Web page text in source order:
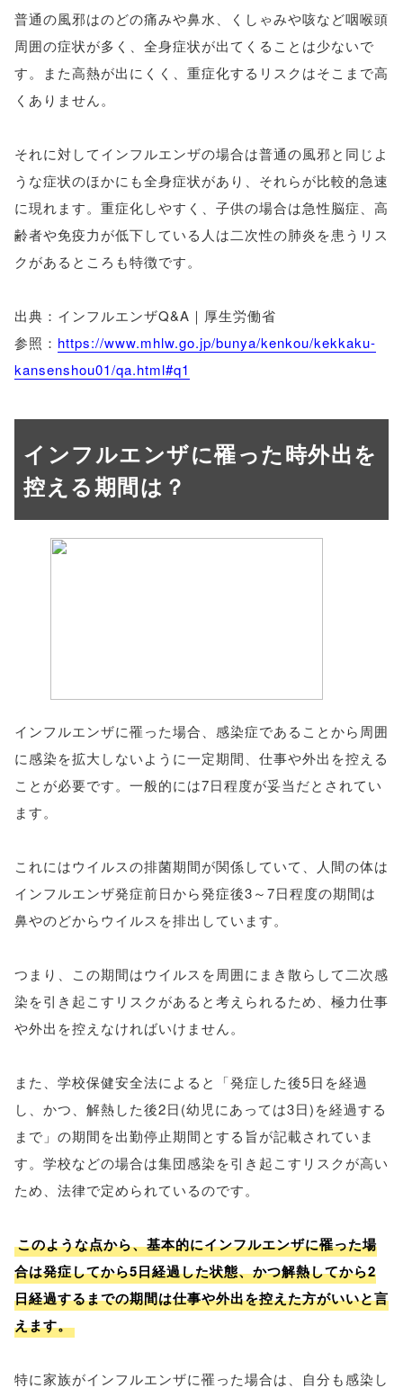
普通の風邪はのどの痛みや鼻水、くしゃみや咳など咽喉頭
周囲の症状が多く、全身症状が出てくることは少ないで
す。また高熱が出にくく、重症化するリスクはそこまで高
くありません。
それに対してインフルエンザの場合は普通の風邪と同じよ
うな症状のほかにも全身症状があり、それらが比較的急速
に現れます。重症化しやすく、子供の場合は急性脳症、高
齢者や免疫力が低下している人は二次性の肺炎を患うリス
クがあるところも特徴です。
出典：インフルエンザQ&A｜厚生労働省
参照： https://www.mhlw.go.jp/bunya/kenkou/kekkaku-
kansenshou01/qa.html#q1
インフルエンザに罹った時外出を
控える期間は？
インフルエンザに罹った場合、感染症であることから周囲
に感染を拡大しないように一定期間、仕事や外出を控える
ことが必要です。一般的には7日程度が妥当だとされてい
ます。
これにはウイルスの排菌期間が関係していて、人間の体は
インフルエンザ発症前日から発症後3～7日程度の期間は
鼻やのどからウイルスを排出しています。
つまり、この期間はウイルスを周囲にまき散らして二次感
染を引き起こすリスクがあると考えられるため、極力仕事
や外出を控えなければいけません。
また、学校保健安全法によると「発症した後5日を経過
し、かつ、解熱した後2日(幼児にあっては3日)を経過する
まで」の期間を出勤停止期間とする旨が記載されていま
す。学校などの場合は集団感染を引き起こすリスクが高い
ため、法律で定められているのです。
このような点から、基本的にインフルエンザに罹った場
合は発症してから5日経過した状態、かつ解熱してから2
日経過するまでの期間は仕事や外出を控えた方がいいと言
えます。
特に家族がインフルエンザに罹った場合は、自分も感染し